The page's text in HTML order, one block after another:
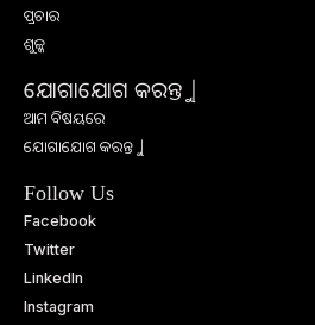
ପ୍ରଚାର
ଶୁଳ୍କ
ଯୋଗାଯୋଗ କରନ୍ତୁ |
ଆମ ବିଷୟରେ
ଯୋଗାଯୋଗ କରନ୍ତୁ |
Follow Us
Facebook
Twitter
LinkedIn
Instagram